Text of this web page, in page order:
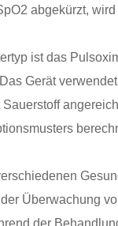
abgekürzt,
ist das
Gerät
Überwachung
der